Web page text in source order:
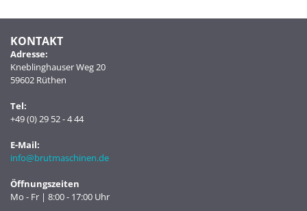
KONTAKT
Adresse:
Kneblinghauser Weg 20
59602 Rüthen
Tel:
+49 (0) 29 52 - 4 44
E-Mail:
info@brutmaschinen.de
Öffnungszeiten
Mo - Fr | 8:00 - 17:00 Uhr